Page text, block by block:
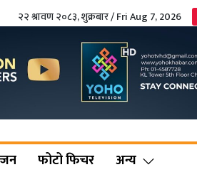
२२ श्रावण २०८३, शुक्रबार / Fri Aug 7, 2026
फोटो फिचर अन्य